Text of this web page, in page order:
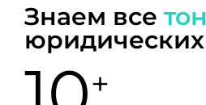
Знаем все
+